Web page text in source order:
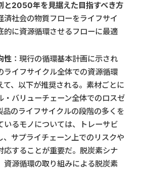
と2050年を見据えた目指すべき方
済社会の物質フローをライフサイ
的に資源循環させるフローに最適
性 ：現行の循環基本計画に示され
ライフサイクル全体での資源循環
て、以下が推奨される。素材ごとに
・バリューチェーン全体でのロスゼ
品のライフサイクルの段階の多くを
いるモノについては、トレーサビ
、サプライチェーン上でのリスクや
応することが重要だ。脱炭素シナ
資源循環の取り組みによる脱炭素